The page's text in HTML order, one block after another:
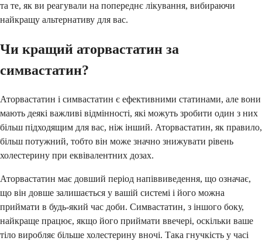
та те, як ви реагували на попереднє лікування, вибираючи
найкращу альтернативу для вас.
Чи кращий аторвастатин за
симвастатин?
Аторвастатин і симвастатин є ефективними статинами, але вони
мають деякі важливі відмінності, які можуть зробити один з них
більш підходящим для вас, ніж інший. Аторвастатин, як правило,
більш потужний, тобто він може значно знижувати рівень
холестерину при еквівалентних дозах.
Аторвастатин має довший період напіввиведення, що означає,
що він довше залишається у вашій системі і його можна
приймати в будь-який час доби. Симвастатин, з іншого боку,
найкраще працює, якщо його приймати ввечері, оскільки ваше
тіло виробляє більше холестерину вночі. Така гнучкість у часі